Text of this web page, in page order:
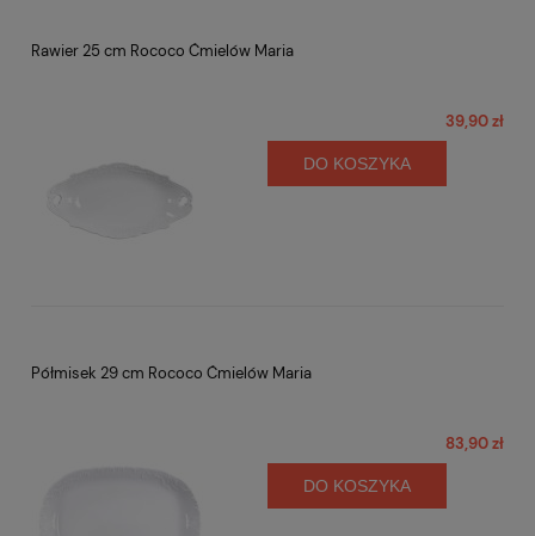
Rawier 25 cm Rococo Ćmielów Maria
39,90 zł
DO KOSZYKA
Półmisek 29 cm Rococo Ćmielów Maria
83,90 zł
DO KOSZYKA